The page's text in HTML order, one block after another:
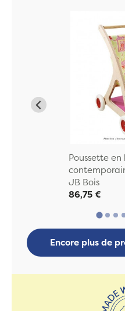
Poussette en
JB Bois
86,75 €
Encore plus de